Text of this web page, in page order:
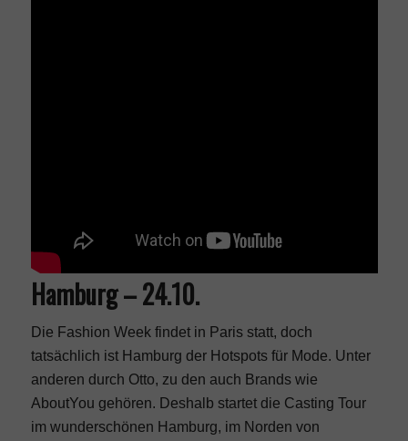
Hamburg – 24.10.
Die Fashion Week findet in Paris statt, doch
tatsächlich ist Hamburg der Hotspots für Mode. Unter
anderen durch Otto, zu den auch Brands wie
AboutYou gehören. Deshalb startet die Casting Tour
im wunderschönen Hamburg, im Norden von